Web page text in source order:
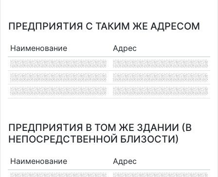
ПРЕДПРИЯТИЯ С ТАКИМ ЖЕ АДРЕСОМ
Наименование Адрес
ПРЕДПРИЯТИЯ В ТОМ ЖЕ ЗДАНИИ (В
НЕПОСРЕДСТВЕННОЙ БЛИЗОСТИ)
Наименование Адрес